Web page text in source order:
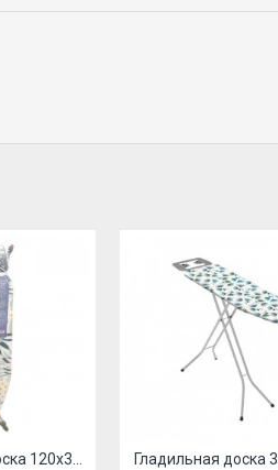
Гладильная доска 120x38 см - с розеткой